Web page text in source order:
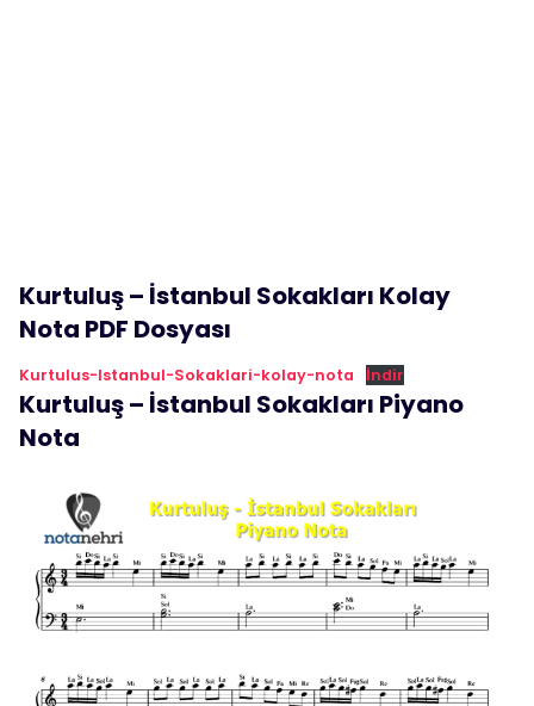
Kurtuluş – İstanbul Sokakları Kolay
Nota PDF Dosyası
Kurtulus-Istanbul-Sokaklari-kolay-nota İndir
Kurtuluş – İstanbul Sokakları Piyano
Nota